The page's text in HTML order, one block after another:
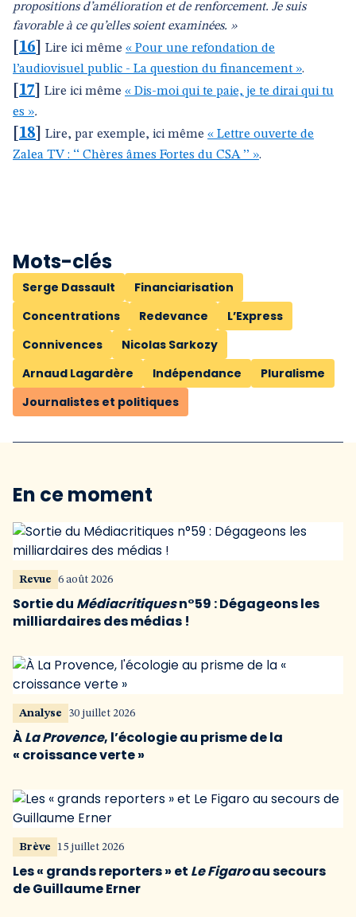
propositions d’amélioration et de renforcement. Je suis
favorable à ce qu’elles soient examinées. »
16 Lire ici même « Pour une refondation de
l’audiovisuel public - La question du financement ».
17 Lire ici même « Dis-moi qui te paie, je te dirai qui tu
es ».
18 Lire, par exemple, ici même « Lettre ouverte de
Zalea TV : ‘‘ Chères âmes Fortes du CSA ’’ ».
Mots-clés
Serge Dassault
Financiarisation
Concentrations
Redevance
L’Express
Connivences
Nicolas Sarkozy
Arnaud Lagardère
Indépendance
Pluralisme
Journalistes et politiques
En ce moment
Revue 6 août 2026
Sortie du Médiacritiquesn°59 : Dégageons les
milliardaires des médias !
Analyse 30 juillet 2026
ÀLa Provence, l’écologie au prisme de la
« croissance verte »
Brève 15 juillet 2026
Les « grands reporters » et Le Figaroau secours
de Guillaume Erner